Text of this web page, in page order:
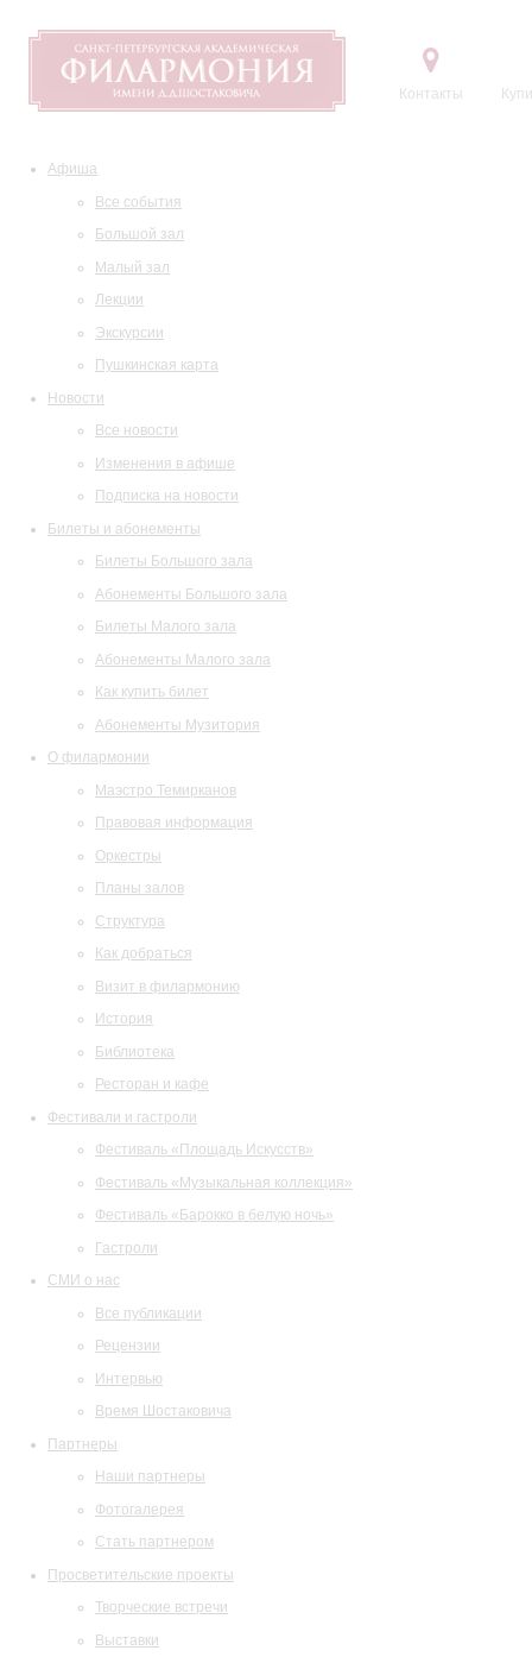
Контакты
Афиша
Все события
Большой зал
Малый зал
Лекции
Экскурсии
Пушкинская карта
Новости
Все новости
Изменения в афише
Подписка на новости
Билеты и абонементы
Билеты Большого зала
Абонементы Большого зала
Билеты Малого зала
Абонементы Малого зала
Как купить билет
Абонементы Музитория
О филармонии
Маэстро Темирканов
Правовая информация
Оркестры
Планы залов
Структура
Как добраться
Визит в филармонию
История
Библиотека
Ресторан и кафе
Фестивали и гастроли
Фестиваль «Площадь Искусств»
Фестиваль «Музыкальная коллекция»
Фестиваль «Барокко в белую ночь»
Гастроли
СМИ о нас
Все публикации
Рецензии
Интервью
Время Шостаковича
Партнеры
Наши партнеры
Фотогалерея
Стать партнером
Просветительские проекты
Творческие встречи
Выставки